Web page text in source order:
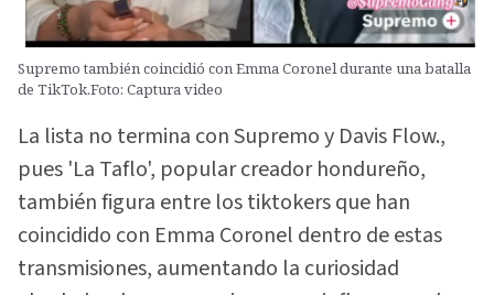
Supremo también coincidió con Emma Coronel durante una batalla
de TikTok.Foto: Captura video
La lista no termina con Supremo y Davis Flow.,
pues 'La Taflo', popular creador hondureño,
también figura entre los tiktokers que han
coincidido con Emma Coronel dentro de estas
transmisiones, aumentando la curiosidad